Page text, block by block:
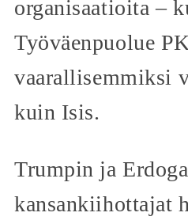
organisaatioita –
Työväenpuolue
vaarallisemmiksi
kuin Isis.
Trumpin ja
kansankiihottajat